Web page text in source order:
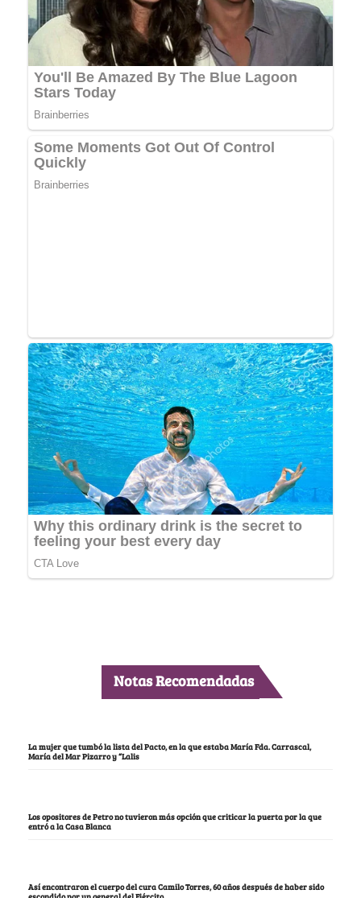
Notas Recomendadas
La mujer que tumbó la lista del Pacto, en la que estaba María Fda. Carrascal,
María del Mar Pizarro y “Lalis
Los opositores de Petro no tuvieron más opción que criticar la puerta por la que
entró a la Casa Blanca
Así encontraron el cuerpo del cura Camilo Torres, 60 años después de haber sido